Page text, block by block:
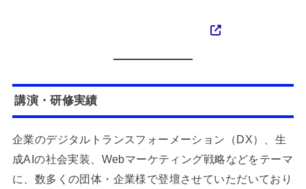
講演・研修実績
企業のデジタルトランスフォーメーション（DX）、生
成AIの社会実装、Webマーケティング戦略などをテーマ
に、数多くの団体・企業様で登壇させていただいており